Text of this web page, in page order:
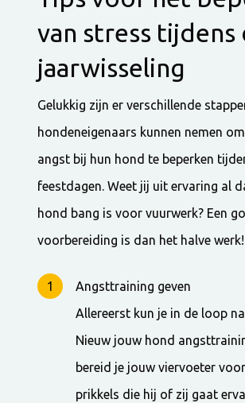
van stress tijdens
jaarwisseling
Gelukkig zijn er verschillende
hondeneigenaars kunnen nemen
angst bij hun hond te beperken
feestdagen. Weet jij uit ervaring al
hond bang is voor vuurwerk? Een
voorbereiding is dan het halve werk!
Angsttraining geven
Allereerst kun je in de loop
Nieuw jouw hond
bereid je jouw viervoeter
prikkels die hij of zij gaat